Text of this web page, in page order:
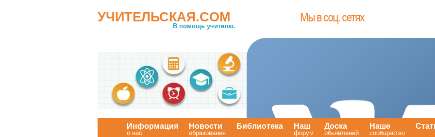
УЧИТЕЛЬСКАЯ.COM
В помощь учителю.
Информация
о нас
Новости
образования
Библиотека Наш
форум
Доска
обьявлений
Наше
сообщество